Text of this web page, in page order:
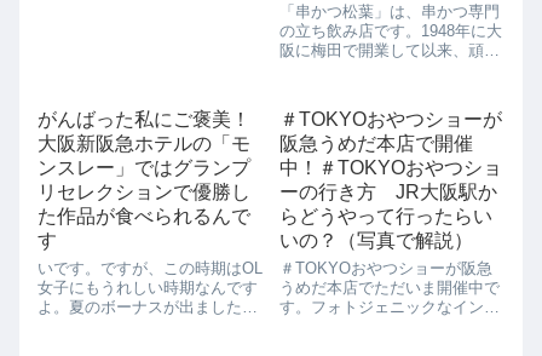
「串かつ松葉」は、串かつ専門
の立ち飲み店です。1948年に大
阪に梅田で開業して以来、頑固
葉」は、梅田地下道で60年以上
営業を続けた大阪人に愛され続
けたお店。ですが、梅田地下道
の拡幅工事のた...
がんばった私にご褒美！
大阪新阪急ホテルの「モ
ンスレー」ではグランプ
リセレクションで優勝し
た作品が食べられるんで
す
いです。ですが、この時期はOL
女子にもうれしい時期なんです
よ。夏のボーナスが出ました！
＃TOKYOおやつショーが
阪急うめだ本店で開催
中！＃TOKYOおやつショ
ーの行き方 JR大阪駅か
らどうやって行ったらい
いの？（写真で解説）
＃TOKYOおやつショーが阪急
うめだ本店でただいま開催中で
す。フォトジェニックなインス